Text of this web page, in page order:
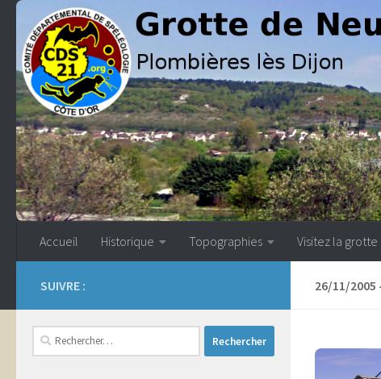
Skip to content
Accueil Historique Topographies Visitez la grotte
26/11/2005
SUIVRE :
Rechercher :